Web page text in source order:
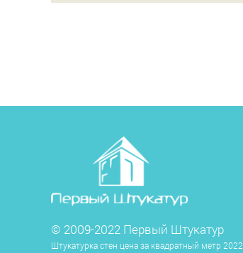
© 2009-2022 Первый Штукатур
Штукатурка стен цена за квадратный метр 2022